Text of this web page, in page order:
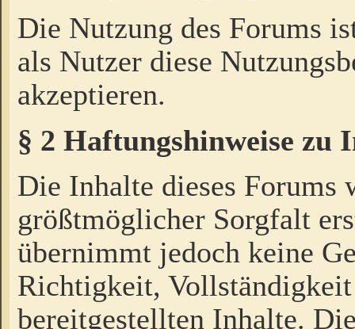
Die Nutzung des Forums
als Nutzer diese
akzeptieren.
§ 2 Haftungshinweise zu
Die Inhalte dieses Forums
größtmöglicher Sorgfalt
übernimmt jedoch keine
Richtigkeit,
bereitgestellten Inhalte.